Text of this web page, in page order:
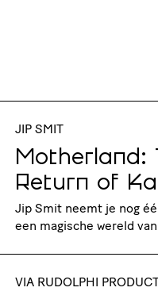
Motherland:
Return of
JIP SMIT
Jip Smit neemt je nog
een magische wereld
VIA RUDOLPHI